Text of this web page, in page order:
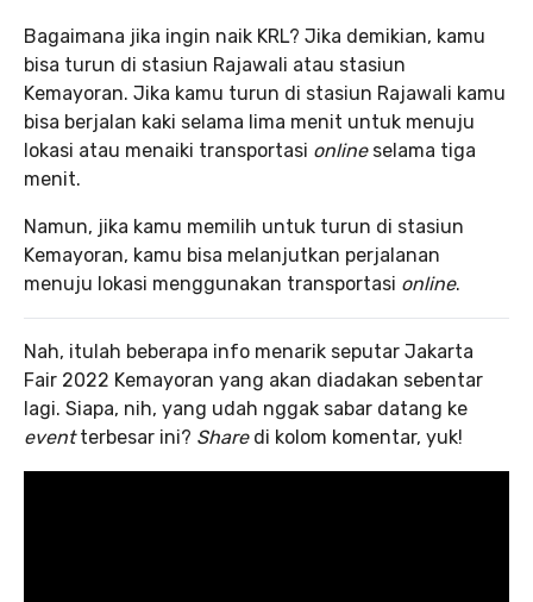
Bagaimana jika ingin naik KRL? Jika demikian, kamu
bisa turun di stasiun Rajawali atau stasiun
Kemayoran. Jika kamu turun di stasiun Rajawali kamu
bisa berjalan kaki selama lima menit untuk menuju
lokasi atau menaiki transportasi online selama tiga
menit.
Namun, jika kamu memilih untuk turun di stasiun
Kemayoran, kamu bisa melanjutkan perjalanan
menuju lokasi menggunakan transportasi online.
Nah, itulah beberapa info menarik seputar Jakarta
Fair 2022 Kemayoran yang akan diadakan sebentar
lagi. Siapa, nih, yang udah nggak sabar datang ke
eventterbesar ini? Sharedi kolom komentar, yuk!